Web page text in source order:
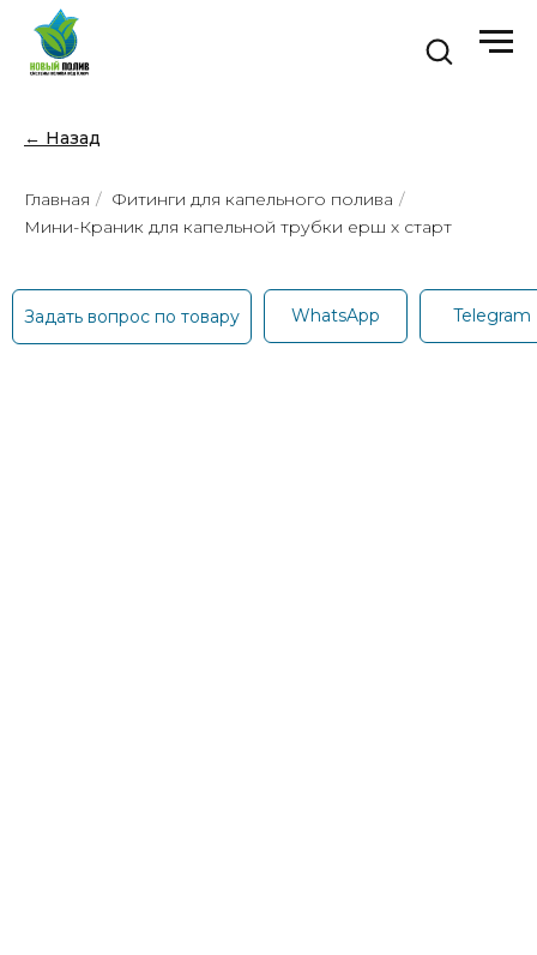
← Назад
Главная / Фитинги для капельного полива /
Мини-Краник для капельной трубки ерш х старт
Задать вопрос по товару WhatsApp Telegram